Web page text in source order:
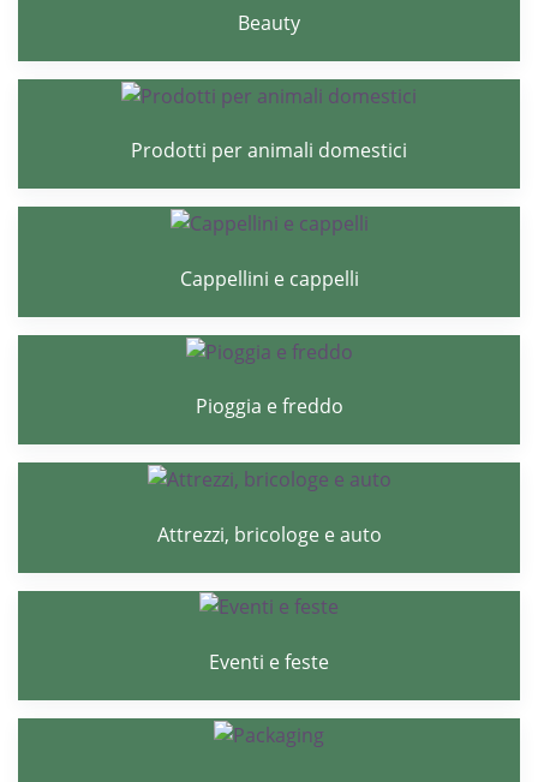
Beauty
Prodotti per animali domestici
Cappellini e cappelli
Pioggia e freddo
Attrezzi, bricologe e auto
Eventi e feste